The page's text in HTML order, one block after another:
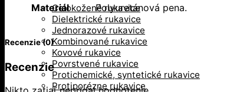
Celokožené rukavice
Dielektrické rukavice
Jednorazové rukavice
Kombinované rukavice
Kovové rukavice
Povrstvené rukavice
Protichemické, syntetické rukavice
Protiporézne rukavice
Materiál Polyuretánová pena.
Recenzie (0)
Recenzie